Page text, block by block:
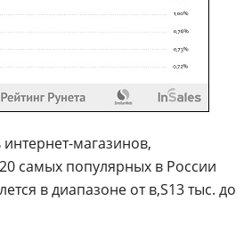
магазинов,
самых популярных в России
в диапазоне от
13 тыс. до